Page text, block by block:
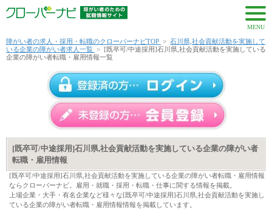
MENU
障がい者の求人・採用・転職のクローバーナビTOP > 石川県,社会貢献活動を実施して
いる企業の障がい者求人一覧 > [既卒可/中途採用]石川県,社会貢献活動を実施している
企業の障がい者転職・雇用情報一覧
[既卒可/中途採用]石川県,社会貢献活動を実施している企業の障がい者
転職・雇用情報
[既卒可/中途採用]石川県,社会貢献活動を実施している企業の障がい者転職・雇用情報
ならクローバーナビ。雇用・就職・採用・転職・仕事に関する情報を掲載。
上場企業・大手・有名企業など様々な[既卒可/中途採用]石川県,社会貢献活動を実施し
ている企業の障がい者転職・雇用情報情報を掲載しています。